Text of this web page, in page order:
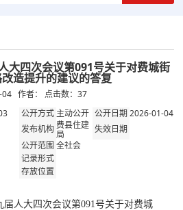
大四次会议第091号关于对费城街
造提升的建议的答复
作者： 点击数： 37
公开方式 主动公开 公开日期2026-01-04
发布机构费县住建
局
失效日期
公开范围全社会
记录形式
存放位置
届人大四次会议第091号关于对费城